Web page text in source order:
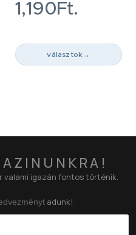
1,190Ft.
választok →
valami igazán fontos történik.
adunk!